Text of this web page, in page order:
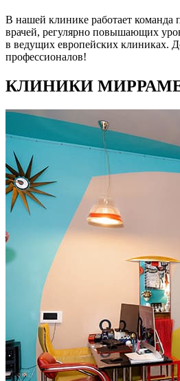
В нашей клинике работает команда
врачей, регулярно повышающих
в ведущих европейских клиниках.
профессионалов!
КЛИНИКИ